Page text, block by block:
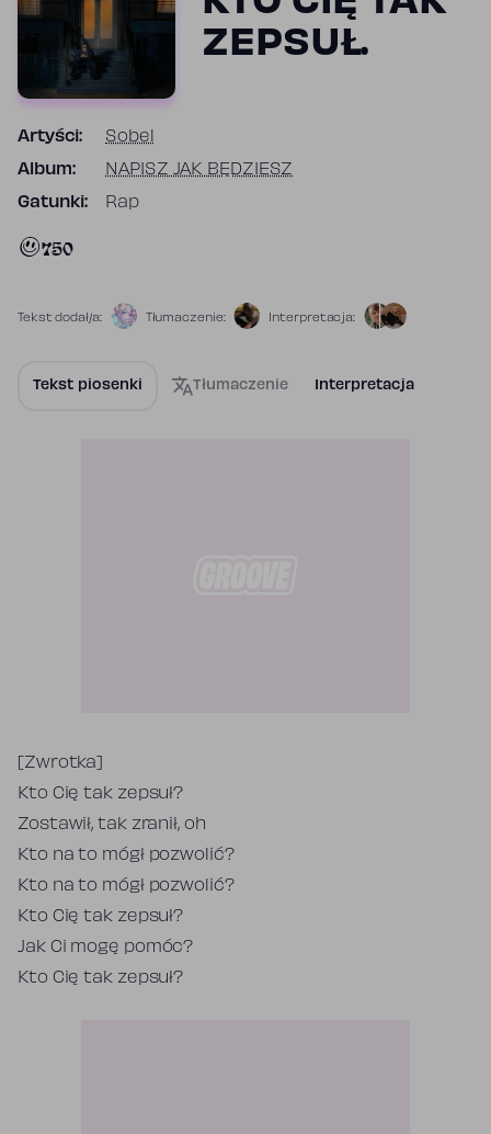
ZEPSUŁ.
Artyści: Sobel
Album: NAPISZ JAK BĘDZIESZ
Gatunki: Rap
750
Tekst dodał/a: Tłumaczenie: Interpretacja:
Tekst piosenki Tłumaczenie Interpretacja
Tekst piosenki
[Zwrotka]
Kto Cię tak zepsuł?
Zostawił, tak zranił, oh
Kto na to mógł pozwolić?
Kto na to mógł pozwolić?
Kto Cię tak zepsuł?
Jak Ci mogę pomóc?
Kto Cię tak zepsuł?